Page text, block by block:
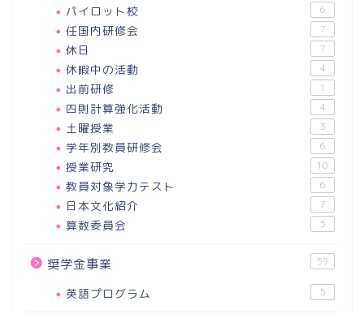
パイロット校 6
任国内研修会 7
休日 7
休暇中の活動 4
出前研修 1
四則計算強化活動 4
土曜授業 3
学年別教員研修会 6
授業研究 10
教員対象学力テスト 6
日本文化紹介 7
算数委員会 5
奨学金事業 59
英語プログラム 5